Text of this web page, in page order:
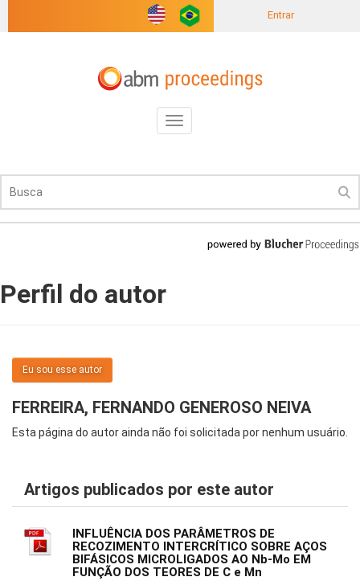
Entrar
Toggle
navigation
Perfil do autor
Eu sou esse autor
FERREIRA, FERNANDO GENEROSO NEIVA
Esta página do autor ainda não foi solicitada por nenhum usuário.
Artigos publicados por este autor
INFLUÊNCIA DOS PARÂMETROS DE
RECOZIMENTO INTERCRÍTICO SOBRE AÇOS
BIFÁSICOS MICROLIGADOS AO Nb-Mo EM
FUNÇÃO DOS TEORES DE C e Mn